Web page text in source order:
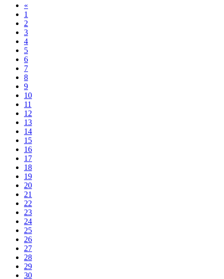
«
1
2
3
4
5
6
7
8
9
10
11
12
13
14
15
16
17
18
19
20
21
22
23
24
25
26
27
28
29
30